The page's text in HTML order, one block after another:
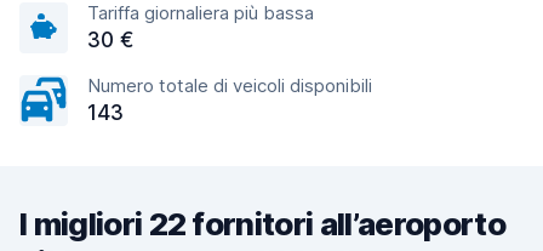
Tariffa giornaliera più bassa
30 €
Numero totale di veicoli disponibili
143
I migliori 22 fornitori all’aeroporto